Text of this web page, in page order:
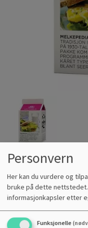
1/4 L
PRODUKTKODE :1006983
Kr20,00
Personvern
Her kan du vurdere og
bruke på dette
informasjonkapsler etter
Funksjonelle